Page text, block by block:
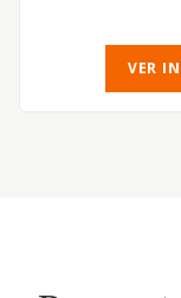
VER